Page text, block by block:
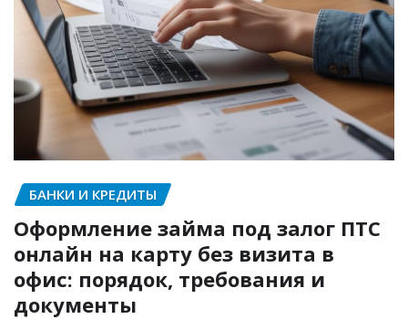
БАНКИ И КРЕДИТЫ
Оформление займа под залог ПТС
онлайн на карту без визита в
офис: порядок, требования и
документы